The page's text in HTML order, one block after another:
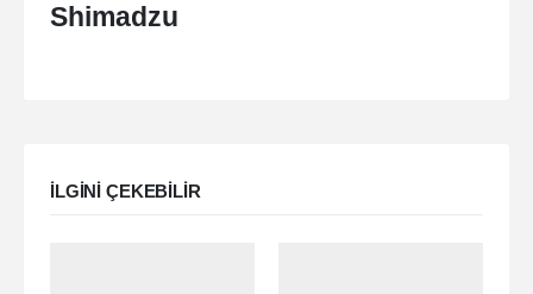
Shimadzu
ILGINI ÇEKEBILIR